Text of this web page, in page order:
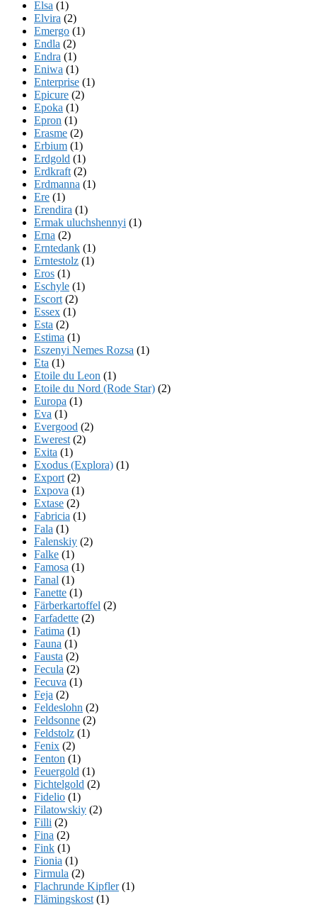
Elsa (1)
Elvira (2)
Emergo (1)
Endla (2)
Endra (1)
Eniwa (1)
Enterprise (1)
Epicure (2)
Epoka (1)
Epron (1)
Erasme (2)
Erbium (1)
Erdgold (1)
Erdkraft (2)
Erdmanna (1)
Ere (1)
Erendira (1)
Ermak uluchshennyi (1)
Erna (2)
Erntedank (1)
Erntestolz (1)
Eros (1)
Eschyle (1)
Escort (2)
Essex (1)
Esta (2)
Estima (1)
Eszenyi Nemes Rozsa (1)
Eta (1)
Etoile du Leon (1)
Etoile du Nord (Rode Star) (2)
Europa (1)
Eva (1)
Evergood (2)
Ewerest (2)
Exita (1)
Exodus (Explora) (1)
Export (2)
Expova (1)
Extase (2)
Fabricia (1)
Fala (1)
Falenskiy (2)
Falke (1)
Famosa (1)
Fanal (1)
Fanette (1)
Färberkartoffel (2)
Farfadette (2)
Fatima (1)
Fauna (1)
Fausta (2)
Fecula (2)
Fecuva (1)
Feja (2)
Feldeslohn (2)
Feldsonne (2)
Feldstolz (1)
Fenix (2)
Fenton (1)
Feuergold (1)
Fichtelgold (2)
Fidelio (1)
Filatowskiy (2)
Filli (2)
Fina (2)
Fink (1)
Fionia (1)
Firmula (2)
Flachrunde Kipfler(1)
Flämingskost (1)